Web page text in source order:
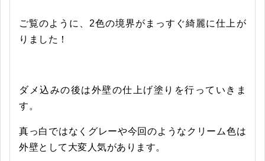
ご覧のように、2色の境界がまっすぐ綺麗に仕上が
りました！
ダメ込みの後は外壁の仕上げ塗りを行っていきま
す。
真っ白ではなくグレーや今回のようなクリーム色は
外壁として大変人気があります。